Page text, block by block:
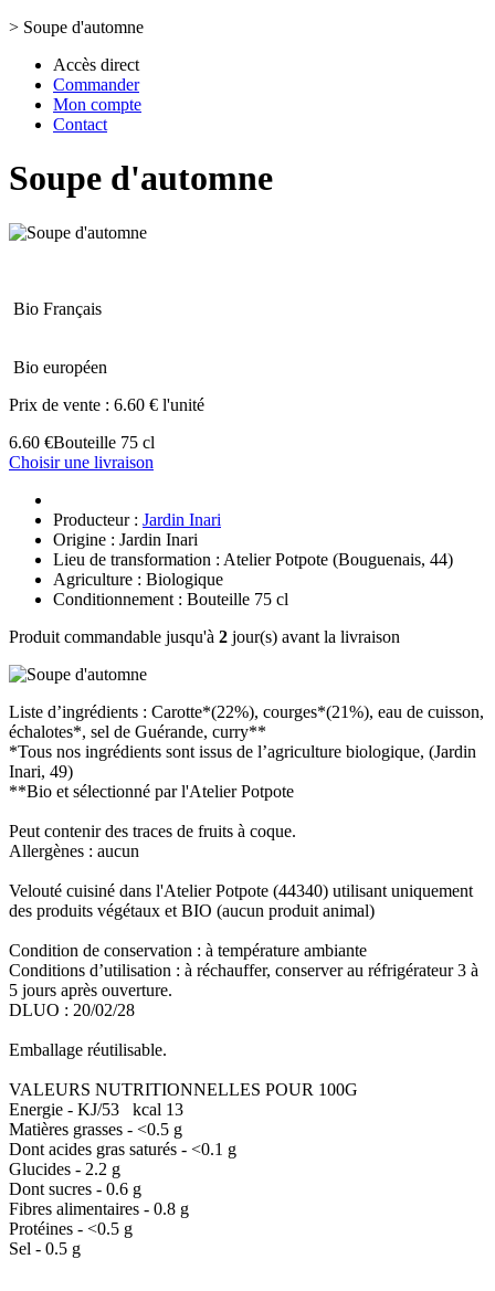
> Soupe d'automne
Accès direct
Commander
Mon compte
Contact
Soupe d'automne
Bio Français
Bio européen
Prix de vente : 6.60 € l'unité
6.60 €Bouteille 75 cl
Choisir une livraison
Producteur : Jardin Inari
Origine : Jardin Inari
Lieu de transformation : Atelier Potpote (Bouguenais, 44)
Agriculture : Biologique
Conditionnement : Bouteille 75 cl
Produit commandable jusqu'à 2 jour(s) avant la livraison
Liste d’ingrédients : Carotte*(22%), courges*(21%), eau de cuisson,
échalotes*, sel de Guérande, curry**
*Tous nos ingrédients sont issus de l’agriculture biologique, (Jardin
Inari, 49)
**Bio et sélectionné par l'Atelier Potpote
Peut contenir des traces de fruits à coque.
Allergènes : aucun
Velouté cuisiné dans l'Atelier Potpote (44340) utilisant uniquement
des produits végétaux et BIO (aucun produit animal)
Condition de conservation : à température ambiante
Conditions d’utilisation : à réchauffer, conserver au réfrigérateur 3 à
5 jours après ouverture.
DLUO : 20/02/28
Emballage réutilisable.
VALEURS NUTRITIONNELLES POUR 100G
Energie - KJ/53 kcal 13
Matières grasses - <0.5 g
Dont acides gras saturés - <0.1 g
Glucides - 2.2 g
Dont sucres - 0.6 g
Fibres alimentaires - 0.8 g
Protéines - <0.5 g
Sel - 0.5 g